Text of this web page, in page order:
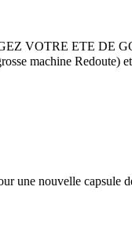
VOTRE ETE DE
machine Redoute)
une nouvelle capsule